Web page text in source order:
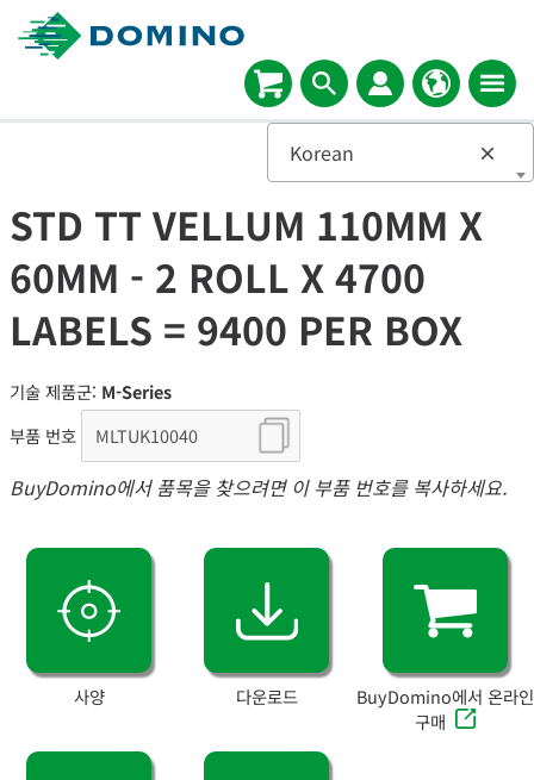
×
Korean
STD TT VELLUM 110MM X
60MM - 2 ROLL X 4700
LABELS = 9400 PER BOX
기술 제품군: M-Series
부품 번호
BuyDomino에서 품목을 찾으려면 이 부품 번호를 복사하세요.
사양 다운로드
BuyDomino에서 온라인
구매